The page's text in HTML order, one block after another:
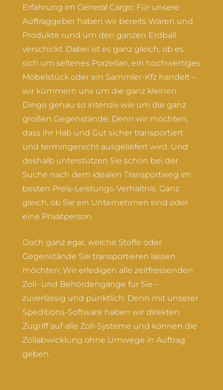
Erfahrung im General Cargo: Für unsere
Auftraggeber haben wir bereits Waren und
Produkte rund um den ganzen Erdball
verschickt. Dabei ist es ganz gleich, ob es
sich um seltenes Porzellan, ein hochwertiges
Möbelstück oder ein Sammler-Kfz handelt –
wir kümmern uns um die ganz kleinen
Dinge genau so intensiv wie um die ganz
großen Gegenstände. Denn wir möchten,
dass Ihr Hab und Gut sicher transportiert
und termingerecht ausgeliefert wird. Und
deshalb unterstützen Sie schon bei der
Suche nach dem idealen Transportweg im
besten Preis-Leistungs-Verhältnis. Ganz
gleich, ob Sie ein Unternehmen sind oder
eine Privatperson.
Doch ganz egal, welche Stoffe oder
Gegenstände Sie transportieren lassen
möchten: Wir erledigen alle zeitfressenden
Zoll- und Behördengänge für Sie –
zuverlässig und pünktlich. Denn mit unserer
Speditions-Software haben wir direkten
Zugriff auf alle Zoll-Systeme und können die
Zollabwicklung ohne Umwege in Auftrag
geben.